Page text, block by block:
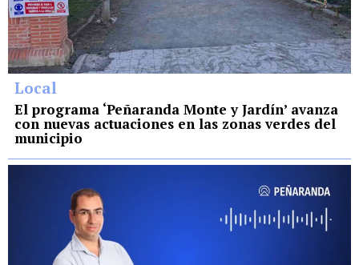
Local
El programa ‘Peñaranda Monte y Jardín’ avanza
con nuevas actuaciones en las zonas verdes del
municipio